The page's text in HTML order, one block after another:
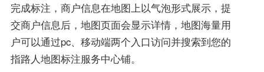
完成标注，商户信息在地图上以气泡形式展示，提
交商户信息后，地图页面会显示详情，地图海量用
户可以通过pc、移动端两个入口访问并搜索到您的
指路人地图标注服务中心铺。